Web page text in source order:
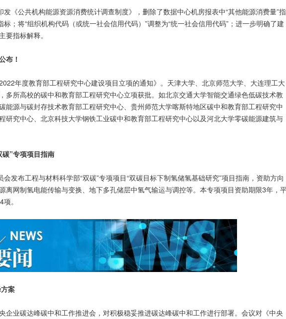
《公共机构能源资源消费统计调查制度》，删除了数据中心机房报表中“其他能源消费量”指
；将“组织机构代码（或统一社会信用代码）”调整为“统一社会信用代码”；进一步明确了建
要指标解释。
布！
年度教育部工程研究中心建设项目立项的通知》。天津大学、北京师范大学、大连理工大
多所高校的碳中和教育部工程研究中心立项获批。如北京交通大学智能交通绿色低碳技术教
能源与碳封存技术教育部工程研究中心、贵州师范大学喀斯特地区碳中和教育部工程研究中
研究中心、北京科技大学钢铁工业碳中和教育部工程研究中心以及河北大学零碳能源建筑与
”专项项目指南
发布工程与材料科学部“双碳”专项项目“双碳目标下制氢储氢基础研究”项目指南，资助方向
离网制氢电能传输与变换、地下多孔储层中氢气输运与调控等。本专项项目资助期限3年，
。
案
企业碳达峰碳中和工作推进会，对积极稳妥推进碳达峰碳中和工作进行部署。会议对《中央